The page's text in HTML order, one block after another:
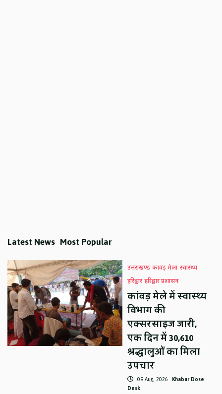
Latest News Most Popular
उत्तराखण्ड कावड़ मेला स्वास्थ्य
हरिद्वार हरिद्वार प्रशासन
कांवड़ मेले में स्वास्थ्य
विभाग की
एक्सरसाइज जारी,
एक दिन में 30,610
श्रद्धालुओं का मिला
उपचार
09 Aug, 2026 Khabar Dose
Desk